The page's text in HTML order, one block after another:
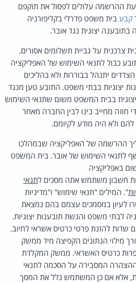
ההרשמה עלולים לפסול את תוקפם
קבעבית משפט פדרלי בקליפורניה
יצוגית נגד אובר.
צרכנית על גביית תשלומים אסורים.
כבול לתנאי השימוש של האפליקציה
יתנהל בבוררות ולא בהליכים
יצוגיות בבתי משפט. התובע טען מנגד
יצוגית בבית המשפט משום שתנאי השימוש
חוזה מחייב בינו לבין החברה מאחר
ולא היה מודע לקיומם.
ההרשמה של האפליקציה שבמהלכו
לתנאי השימוש של אובר. בית המשפט
באפליקציה
חשבון משתמש אתה מסכים לתנאי
". המילים "תנאי שימוש" ו"מדיניות
לעיון במסמכים עצמם בהם נמצאת
לבתי משפט והגשת תובענות יצוגיות.
שדות להזנת פרטי כרטיס אשראי לחיוב.
מילוי הנתונים הקפיצה מיד ממשק
כרטיס האשראי. ממשק המקלדת
המסבירה על הסכמה לתנאי
אלא אם כן המשתמש גלל את המסך